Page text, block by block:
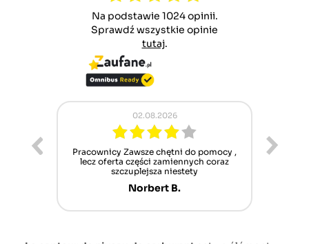
Na podstawie 1024 opinii.
Sprawdź wszystkie opinie
tutaj.
02.08.2026
Pracownicy Zawsze chętni do pomocy ,
lecz oferta części zamiennych coraz
szczuplejsza niestety
Norbert B.